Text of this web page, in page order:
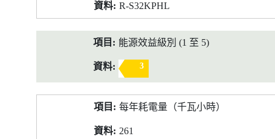
R-S32KPHL
能源效益級別 (1 至 5)
3
每年耗電量（千瓦小時）
261